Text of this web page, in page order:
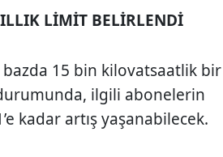
LİMİT BELİRLENDİ
bazda 15 bin kilovatsaatlik bir
durumunda, ilgili abonelerin
kadar artış yaşanabilecek.